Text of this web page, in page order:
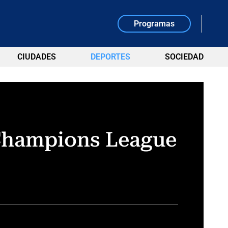
Programas
CIUDADES DEPORTES SOCIEDAD
League